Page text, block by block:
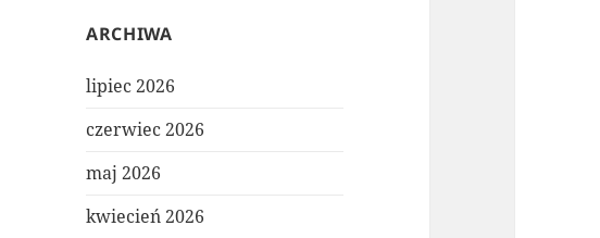
ARCHIWA
lipiec 2026
czerwiec 2026
maj 2026
kwiecień 2026